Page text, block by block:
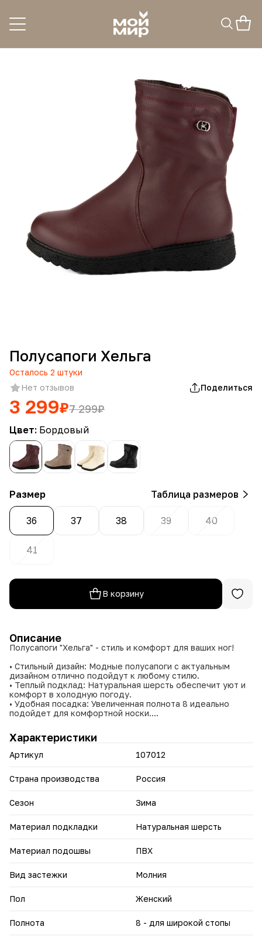
Полусапоги Хельга
Осталось 2 штуки
Нет отзывов
Поделиться
3 299₽7 299₽
Цвет: Бордовый
Размер Таблица размеров
36 37 38 39 40
41
В корзину
Описание
Полусапоги "Хельга" - стиль и комфорт для ваших ног!
• Стильный дизайн: Модные полусапоги с актуальным
дизайном отлично подойдут к любому стилю.
• Теплый подклад: Натуральная шерсть обеспечит уют и
комфорт в холодную погоду.
• Удобная посадка: Увеличенная полнота 8 идеально
подойдет для комфортной носки.
износостойкостью и легкостью в уходе.
• Практичный выбор: Полусапоги "Хельга" - идеальный
вариант для холодной погоды, благодаря теплому
подкладу и прочному материалу.
Позвольте себе выглядеть стильно и чувствовать себя
Оформите заказ уже сегодня!
Характеристики
Артикул 107012
Страна производства Россия
Сезон Зима
Материал подкладки Натуральная шерсть
Материал подошвы ПВХ
Вид застежки Молния
Пол Женский
Полнота 8 - для широкой стопы